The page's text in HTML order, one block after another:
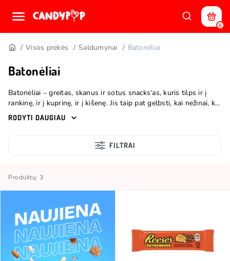
0
Visos prekės Saldumynai Batonėliai
Batonėliai
Batonėliai – greitas, skanus ir sotus snacks‘as, kuris tilps ir į
rankinę, ir į kuprinę, ir į kišenę. Jis taip pat gelbsti, kai nežinai, ko
nori, o norisi čia ir dabar. Šokolado, riešutų, karamelės ar vaflio
derinys dar niekada nėra nuvylęs. Pasirūpink, kad tokiomis
parduotuvėje rasi įvairių batonėlių, kurie numalšins alkį ir su
RODYTI DAUGIAU
FILTRAI
Produktų: 3